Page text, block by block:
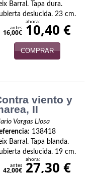
Barral. Tapa dura.
deslucida. 23 cm.
antes
16,00€
ahora:
10,40 €
COMPRAR
viento y
II
Vargas Llosa
138418
Barral. Tapa blanda.
deslucida. 19 cm.
antes
42,00€
ahora:
27,30 €